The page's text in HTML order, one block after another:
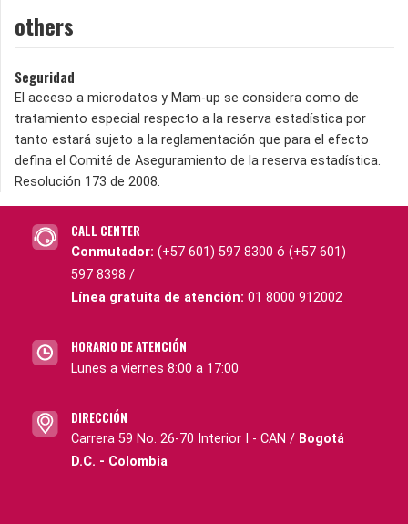
others
Seguridad
El acceso a microdatos y Mam-up se considera como de
tratamiento especial respecto a la reserva estadística por
tanto estará sujeto a la reglamentación que para el efecto
defina el Comité de Aseguramiento de la reserva estadística.
Resolución 173 de 2008.
CALL CENTER
Conmutador: (+57 601) 597 8300 ó (+57 601)
597 8398 /
Línea gratuita de atención: 01 8000 912002
HORARIO DE ATENCIÓN
Lunes a viernes 8:00 a 17:00
DIRECCIÓN
Carrera 59 No. 26-70 Interior I - CAN / Bogotá
D.C. - Colombia